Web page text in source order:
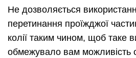
Не дозволяється
перетинання проїжджої
колії таким чином, щоб таке
обмежувало вам можливість